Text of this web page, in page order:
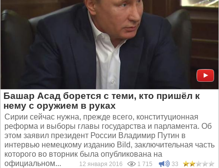
Башар Асад борется с теми, кто пришёл к
нему с оружием в руках
Сирии сейчас нужна, прежде всего, конституционная
реформа и выборы главы государства и парламента. Об
этом заявил президент России Владимир Путин в
интервью немецкому изданию Bild, заключительная часть
которого во вторник была опубликована на
официальном...
12 января 2016 1 715 33